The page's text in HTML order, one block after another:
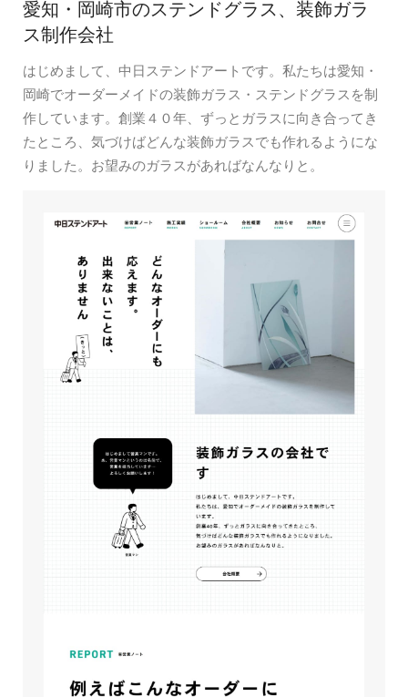
愛知・岡崎市のステンドグラス、装飾ガラ
ス制作会社
はじめまして、中日ステンドアートです。私たちは愛知・
岡崎でオーダーメイドの装飾ガラス・ステンドグラスを制
作しています。創業４０年、ずっとガラスに向き合ってき
たところ、気づけばどんな装飾ガラスでも作れるようにな
りました。お望みのガラスがあればなんなりと。